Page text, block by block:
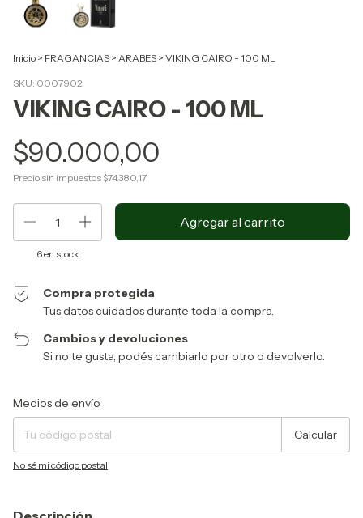
Inicio > FRAGANCIAS > ARABES > VIKING CAIRO - 100 ML
SKU: 0007902
VIKING CAIRO - 100 ML
$90.000,00
Precio sin impuestos $74.380,17
6en stock
Compra protegida
Tus datos cuidados durante toda la compra.
Cambios y devoluciones
Si no te gusta, podés cambiarlo por otro o devolverlo.
Entregas para el CP:
Medios de envío
Calcular
No sé mi código postal